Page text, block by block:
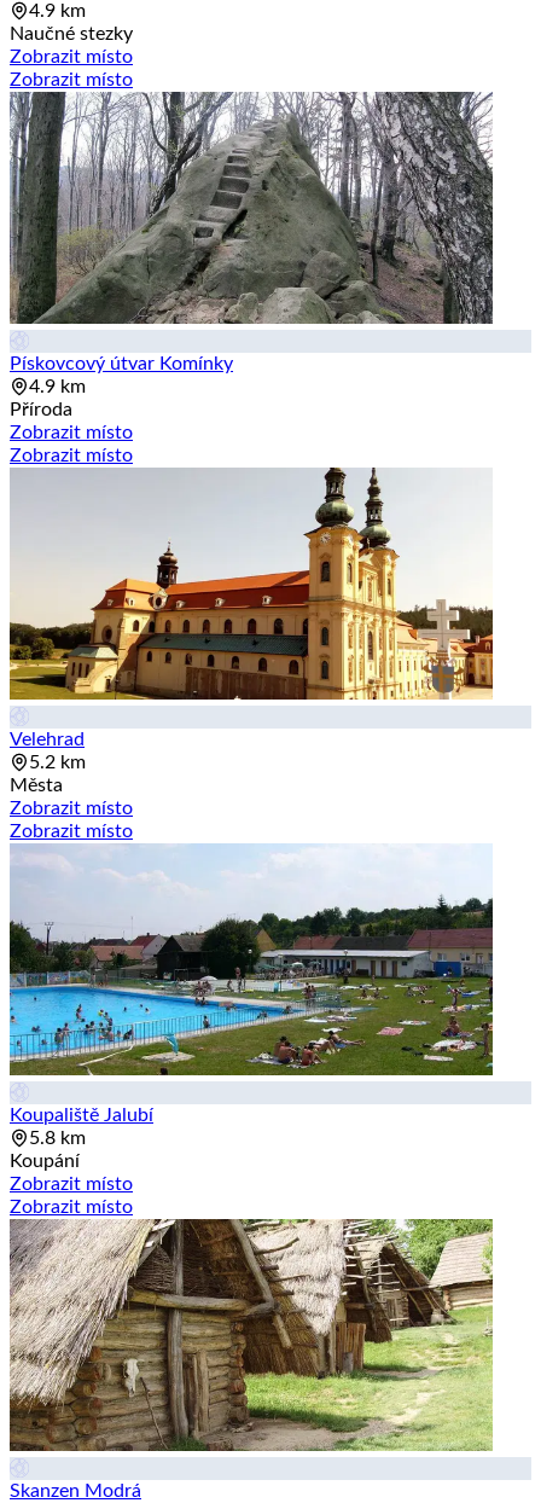
4.9 km
Naučné stezky
Zobrazit místo
Zobrazit místo
Pískovcový útvar Komínky
4.9 km
Příroda
Zobrazit místo
Zobrazit místo
Velehrad
5.2 km
Města
Zobrazit místo
Zobrazit místo
Koupaliště Jalubí
5.8 km
Koupání
Zobrazit místo
Zobrazit místo
Skanzen Modrá